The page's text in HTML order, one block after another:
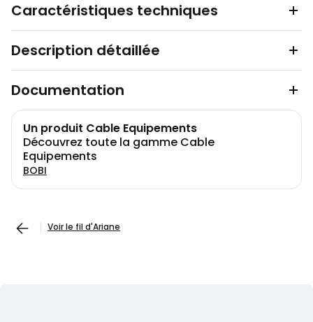
Caractéristiques techniques
Description détaillée
Documentation
Un produit Cable Equipements
Découvrez toute la gamme Cable
Equipements
BOBI
Voir le fil d'Ariane